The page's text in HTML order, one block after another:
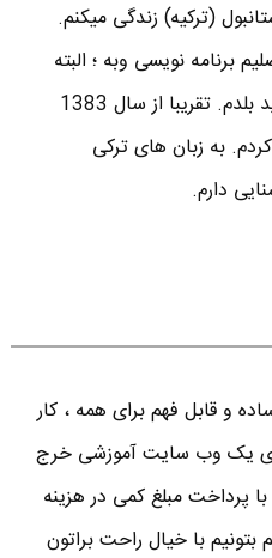
(ترکیه) زندگی میکنم.
برنامه نویسی وبه ؛ البته
کمی هم برنامه نویسی اندروید بلدم. تقریبا از سال 1383
به زبان های ترکی
دارم.
و قابل فهم برای همه ، کار
یک وب سایت آموزشی خرج
با پرداخت مبلغ کمی در هزینه
با خیال راحت براتون